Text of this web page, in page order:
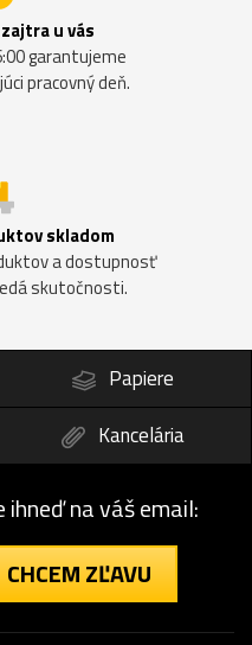
u vás
garantujeme
pracovný deň.
skladom
a dostupnosť
skutočnosti.
Papiere
Kancelária
na váš email:
CHCEM ZĽAVU